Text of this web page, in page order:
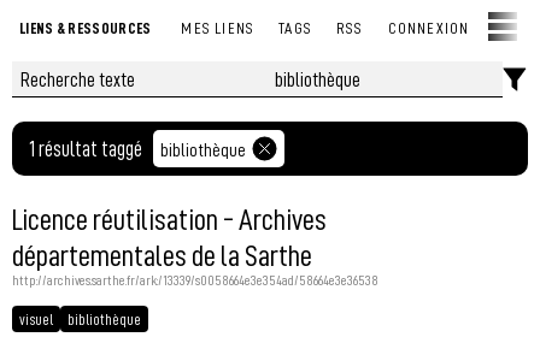
LIENS & RESSOURCES MES LIENS TAGS RSS CONNEXION
1 résultat taggé bibliothèque
Licence réutilisation - Archives
départementales de la Sarthe
http://archives.sarthe.fr/ark:/13339/s0058664e3e354ad/58664e3e36538
visuel bibliothèque